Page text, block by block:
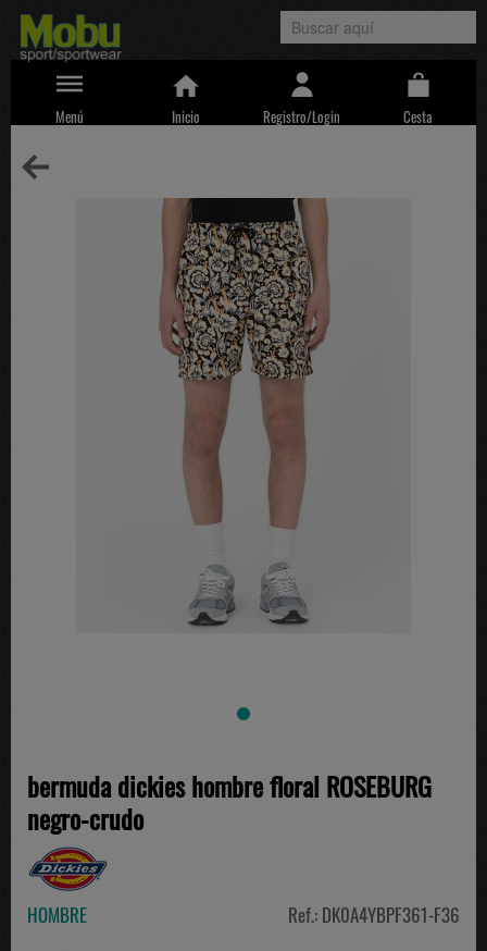
Menú Inicio Registro/Login Cesta
bermuda dickies hombre floral ROSEBURG
negro-crudo
HOMBRE Ref.: DK0A4YBPF361-F36